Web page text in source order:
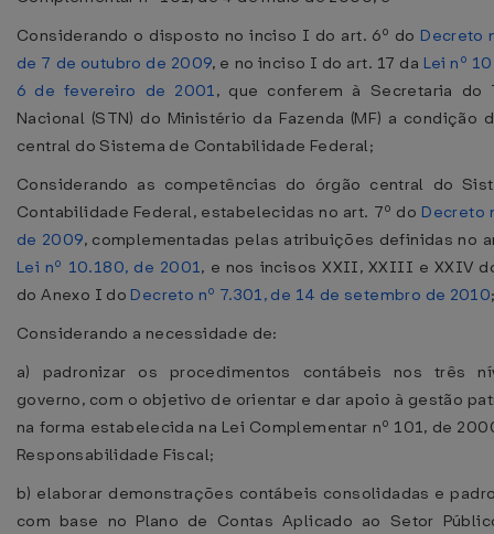
Considerando o disposto no inciso I do art. 6º do Decreto
de 7 de outubro de 2009, e no inciso I do art. 17 da Lei nº
6 de fevereiro de 2001, que conferem à Secretaria do
Nacional (STN) do Ministério da Fazenda (MF) a condição
central do Sistema de Contabilidade Federal;
Considerando as competências do órgão central do
Contabilidade Federal, estabelecidas no art. 7º do Decreto
de 2009, complementadas pelas atribuições definidas no
Lei nº 10.180, de 2001, e nos incisos XXII, XXIII e XXIV
do Anexo I do Decreto nº 7.301, de 14 de setembro de 2010
Considerando a necessidade de:
a) padronizar os procedimentos contábeis nos três
governo, com o objetivo de orientar e dar apoio à gestão
na forma estabelecida na Lei Complementar nº 101, de
Responsabilidade Fiscal;
b) elaborar demonstrações contábeis consolidadas e
com base no Plano de Contas Aplicado ao Setor